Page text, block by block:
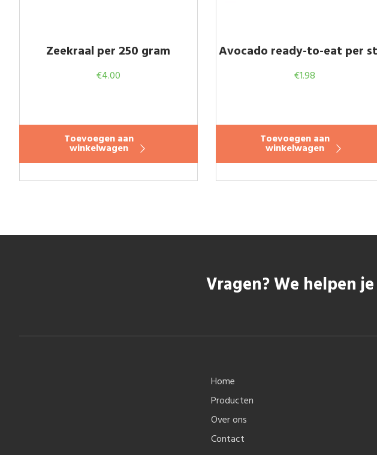
Zeekraal per 250 gram
€4.00
Toevoegen aan
winkelwagen
Avocado ready-to-eat per
€1.98
Toevoegen aan
winkelwagen
Vragen? We helpen
Home
Producten
Over ons
Contact